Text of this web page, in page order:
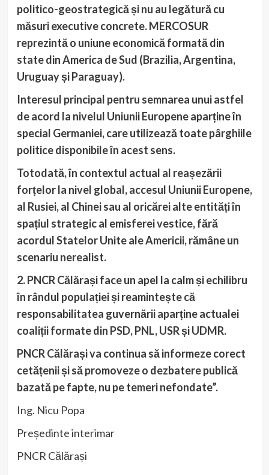
politico-geostrategică și nu au legătură cu
măsuri executive concrete. MERCOSUR
reprezintă o uniune economică formată din
state din America de Sud (Brazilia, Argentina,
Uruguay și Paraguay).
Interesul principal pentru semnarea unui astfel
de acord la nivelul Uniunii Europene aparține în
special Germaniei, care utilizează toate pârghiile
politice disponibile în acest sens.
Totodată, în contextul actual al reașezării
forțelor la nivel global, accesul Uniunii Europene,
al Rusiei, al Chinei sau al oricărei alte entități în
spațiul strategic al emisferei vestice, fără
acordul Statelor Unite ale Americii, rămâne un
scenariu nerealist.
2. PNCR Călărași face un apel la calm și echilibru
în rândul populației și reamintește că
responsabilitatea guvernării aparține actualei
coaliții formate din PSD, PNL, USR și UDMR.
PNCR Călărași va continua să informeze corect
cetățenii și să promoveze o dezbatere publică
bazată pe fapte, nu pe temeri nefondate”.
Ing. Nicu Popa
Președinte interimar
PNCR Călărași